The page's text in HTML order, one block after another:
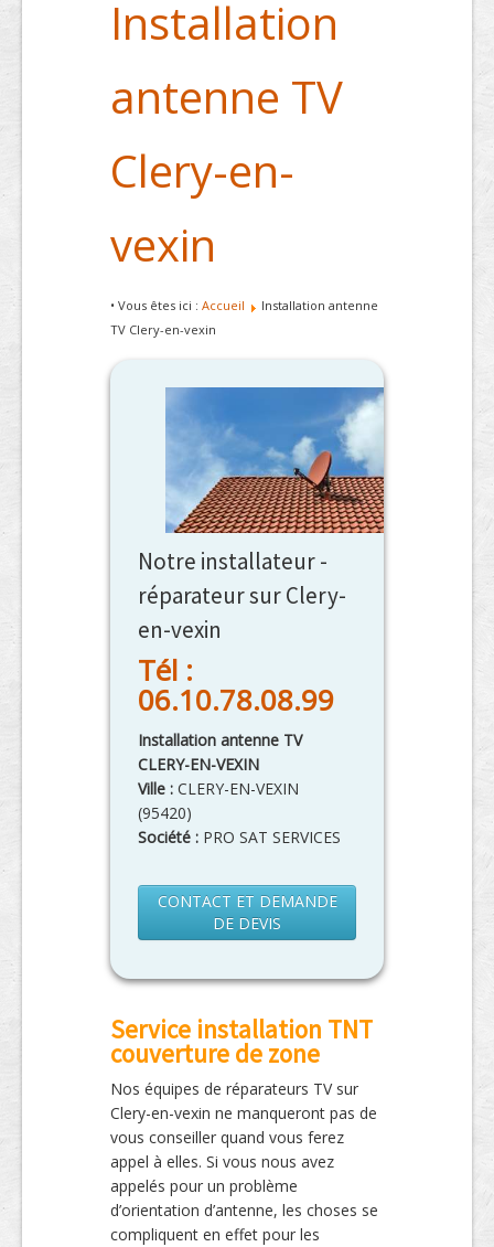
Installation
antenne TV
Clery-en-
vexin
• Vous êtes ici : Accueil
Installation antenne
TV Clery-en-vexin
Notre installateur -
réparateur sur Clery-
en-vexin
Tél :
06.10.78.08.99
Installation antenne TV
CLERY-EN-VEXIN
Ville : CLERY-EN-VEXIN
(95420)
Société : PRO SAT SERVICES
CONTACT ET DEMANDE
DE DEVIS
Service installation TNT
couverture de zone
Nos équipes de réparateurs TV sur
Clery-en-vexin ne manqueront pas de
vous conseiller quand vous ferez
appel à elles. Si vous nous avez
appelés pour un problème
d’orientation d’antenne, les choses se
compliquent en effet pour les